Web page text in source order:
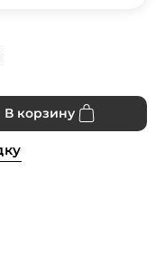
В корзину